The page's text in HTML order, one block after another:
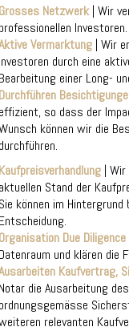
Netzwerk| Wir
Investoren.
Vermarktung | Wir
durch eine
einer Long-
so dass der
können wir die
|
Stand der
können im
Due Diligence
und klären die
Kaufvertrag,
die Ausarbeitung
relevanten